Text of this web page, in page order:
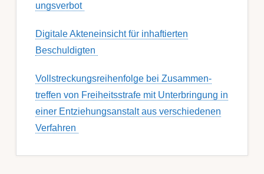
ungs­ver­bot
Digitale Akteneinsicht für inhaftierten
Beschuldigten
Voll­streckungs­­­reihenfolge bei Zusamm­­en­
treffen von Frei­heits­strafe mit Unter­bring­ung in
einer Ent­ziehungs­anstalt aus ver­schied­enen
Ver­fahren